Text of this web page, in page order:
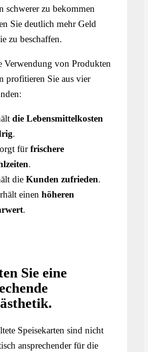
schwerer zu bekommen
Sie deutlich mehr Geld
zu beschaffen.
Verwendung von Produkten
profitieren Sie aus vier
die Lebensmittelkosten
.
fürfrischere
.
dieKunden zufrieden.
einenhöheren
.
Sie eine
Speisekarten sind nicht
ansprechender für die